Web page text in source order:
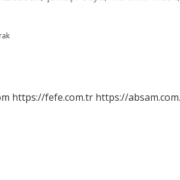
https://fefe.com.tr https://